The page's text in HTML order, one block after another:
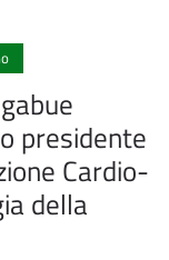
presidente
Cardio-
della